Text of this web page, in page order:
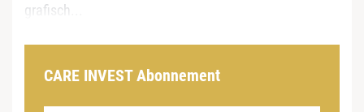
grafisch...
CARE INVEST Abonnement